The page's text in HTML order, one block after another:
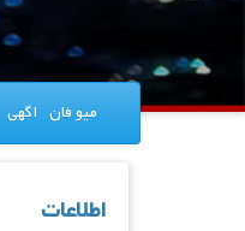
میو فان اگهی
اطلاعات